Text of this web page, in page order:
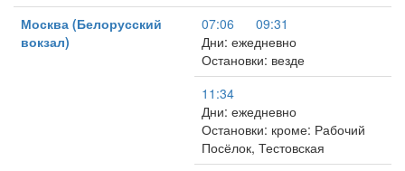
Москва (Белорусский
вокзал)
07:06
09:31
Дни: ежедневно
Остановки: везде
11:34
Дни: ежедневно
Остановки: кроме: Рабочий
Посёлок, Тестовская